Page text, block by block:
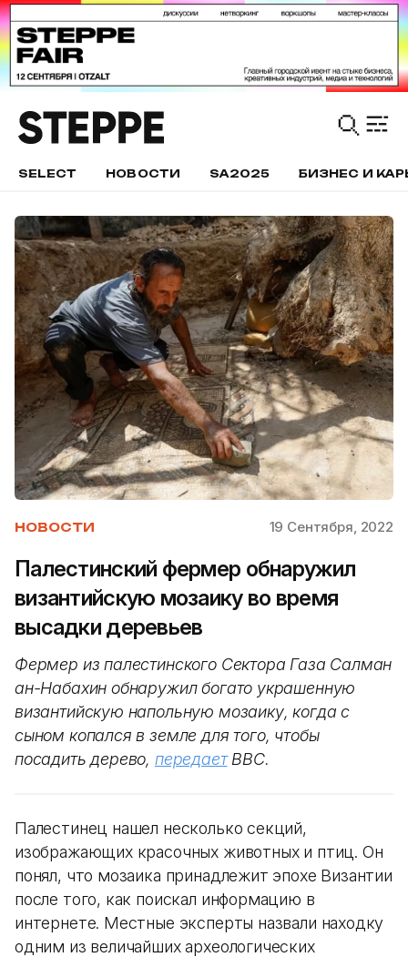
SELECT НОВОСТИ SA2025 БИЗНЕС И
НОВОСТИ 19 Сентября, 2022
Палестинский фермер обнаружил
византийскую мозаику во время
высадки деревьев
Фермер из палестинского Сектора Газа Салман
ан-Набахин обнаружил богато украшенную
византийскую напольную мозаику, когда с
сыном копался в земле для того, чтобы
посадить дерево, передаетBBC.
Палестинец нашел несколько секций,
изображающих красочных животных и птиц. Он
понял, что мозаика принадлежит эпохе Византии
после того, как поискал информацию в
интернете. Местные эксперты назвали находку
одним из величайших археологических